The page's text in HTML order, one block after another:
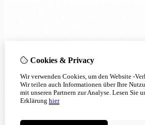
Cookies & Privacy
Wir verwenden Cookies, um den Website -
Wir teilen auch Informationen über Ihre
mit unseren Partnern zur Analyse. Lesen Sie
Erklärung hier